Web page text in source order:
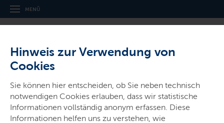
Hinweis zur Verwendung von
Cookies
Sie können hier entscheiden, ob Sie neben technisch
notwendigen Cookies erlauben, dass wir statistische
Informationen vollständig anonym erfassen. Diese
Informationen helfen uns zu verstehen, wie
MENÜ
Gerichte & Justizbehörden